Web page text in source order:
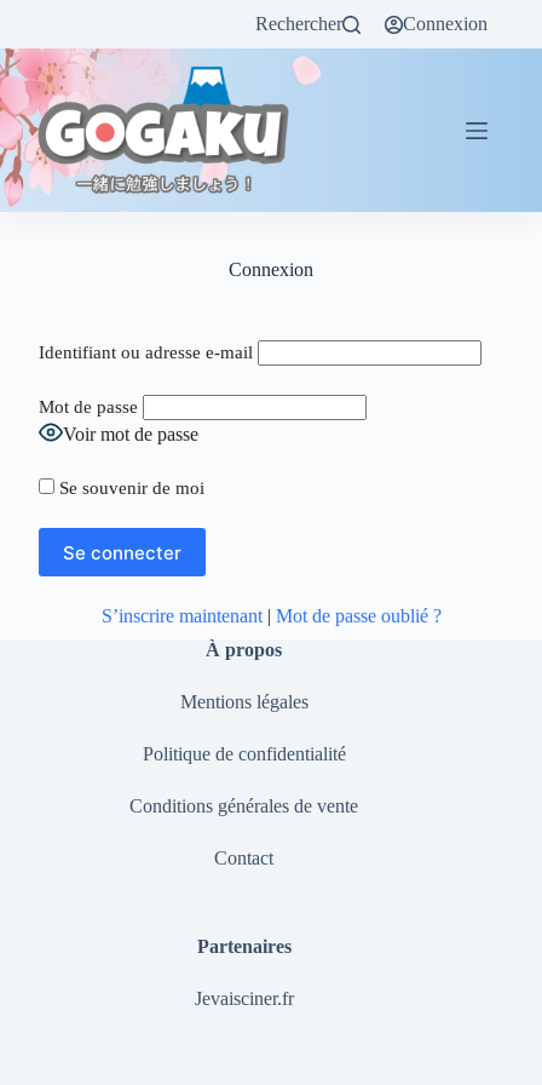
Rechercher Connexion
Connexion
Identifiant ou adresse e-mail
Mot de passe
Voir mot de passe
Se souvenir de moi
S’inscrire maintenant| Mot de passe oublié ?
À propos
Mentions légales
Politique de confidentialité
Conditions générales de vente
Contact
Partenaires
Jevaisciner.fr